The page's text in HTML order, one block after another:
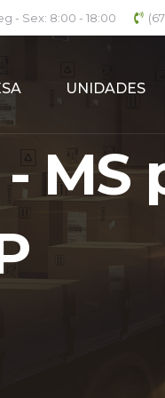
- Sex: 8:00 - 18:00
UNIDADES
MS